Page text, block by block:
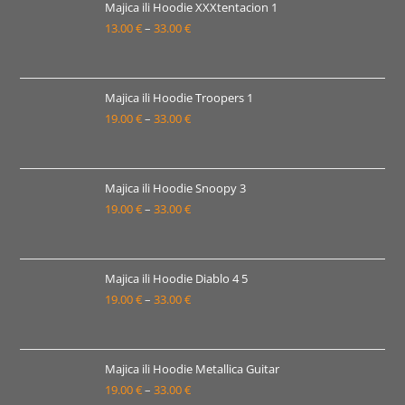
19.00 €
do
Majica ili Hoodie XXXtentacion 1
13.00€– 33.00€Raspon
od
13.00 €
do
Majica ili Hoodie Troopers 1
19.00€– 33.00€Raspon
od
19.00 €
do
Majica ili Hoodie Snoopy 3
19.00€– 33.00€Raspon
od
19.00 €
do
Majica ili Hoodie Diablo 4 5
19.00€– 33.00€Raspon
od
19.00 €
do
Majica ili Hoodie Metallica Guitar
19.00€– 33.00€Raspon